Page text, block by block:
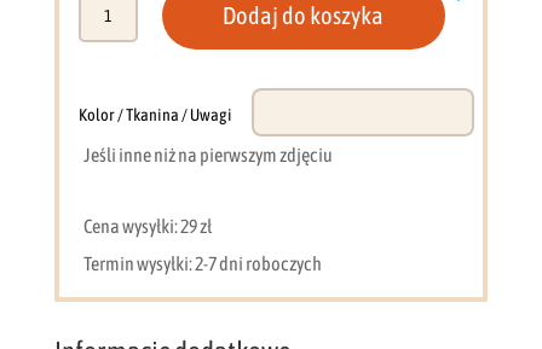
(dąb
+
Dodaj do koszyka
Kolor / Tkanina / Uwagi
Jeśli inne niż na pierwszym zdjęciu
Cena wysyłki: 29 zł
Termin wysyłki: 2-7 dni roboczych